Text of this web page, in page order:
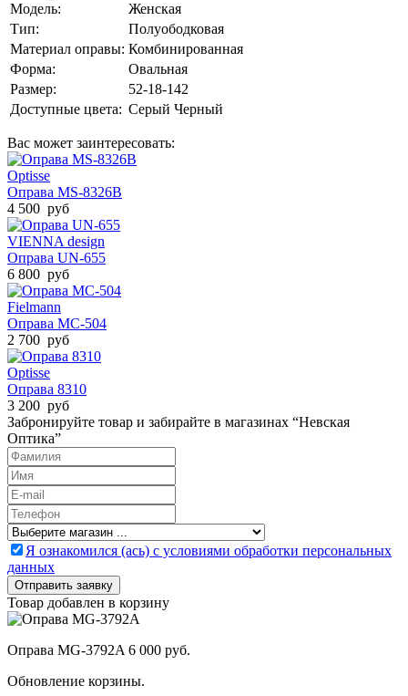
Модель:
Женская
Тип:
Полуободковая
Материал оправы: Комбинированная
Форма:
Овальная
Размер:
52-18-142
Доступные цвета: Серый Черный
Вас может заинтересовать:
Optisse
Оправа MS-8326B
4 500 руб
VIENNA design
Оправа UN-655
6 800 руб
Fielmann
Оправа MC-504
2 700 руб
Optisse
Оправа 8310
3 200 руб
Забронируйте товар и забирайте в магазинах “Невская
Оптика”
Я ознакомился (ась) с условиями обработки персональных
данных
Товар добавлен в корзину
Оправа MG-3792A 6 000 руб.
Обновление корзины.